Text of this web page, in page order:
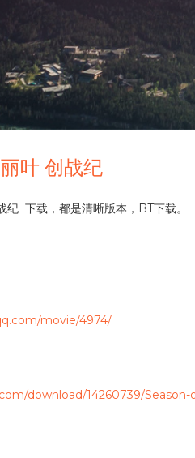
叶 创战纪
纪 下载，都是清晰版本，BT下载。
movie/4974/
download/14260739/